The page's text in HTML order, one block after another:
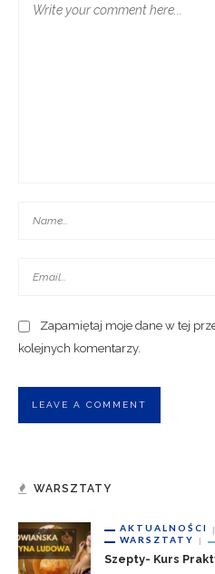
Zapamiętaj moje dane w tej
kolejnych komentarzy.
WARSZTATY
AKTUALNOŚCI
WARSZTATY
Szepty- Kurs